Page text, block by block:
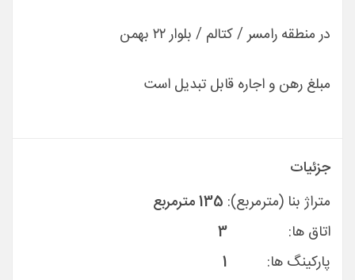
در منطقه رامسر / کتالم / بلوار ۲۲ بهمن
مبلغ رهن و اجاره قابل تبدیل است
جزئیات
متراژ بنا (مترمربع): 135 مترمربع
اتاق ها:
3
پارکینگ ها:
1